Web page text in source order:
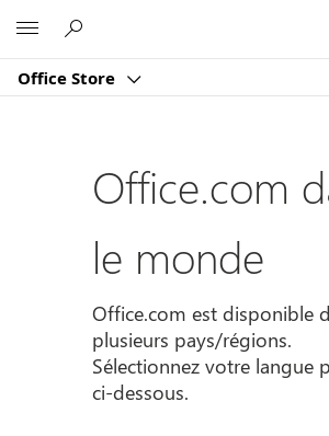
Office Store
Office.com
le monde
Office.com est disponible
plusieurs pays/régions.
Sélectionnez votre langue
ci-dessous.